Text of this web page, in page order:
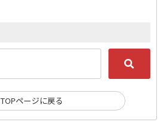
TOPページに戻る